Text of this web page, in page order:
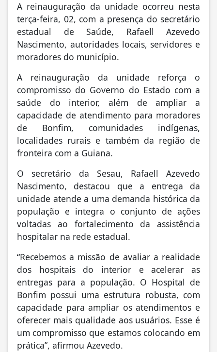
A reinauguração da unidade ocorreu nesta
terça-feira, 02, com a presença do secretário
estadual de Saúde, Rafaell Azevedo
Nascimento, autoridades locais, servidores e
moradores do município.
A reinauguração da unidade reforça o
compromisso do Governo do Estado com a
saúde do interior, além de ampliar a
capacidade de atendimento para moradores
de Bonfim, comunidades indígenas,
localidades rurais e também da região de
fronteira com a Guiana.
O secretário da Sesau, Rafaell Azevedo
Nascimento, destacou que a entrega da
unidade atende a uma demanda histórica da
população e integra o conjunto de ações
voltadas ao fortalecimento da assistência
hospitalar na rede estadual.
“Recebemos a missão de avaliar a realidade
dos hospitais do interior e acelerar as
entregas para a população. O Hospital de
Bonfim possui uma estrutura robusta, com
capacidade para ampliar os atendimentos e
oferecer mais qualidade aos usuários. Esse é
um compromisso que estamos colocando em
prática”, afirmou Azevedo.